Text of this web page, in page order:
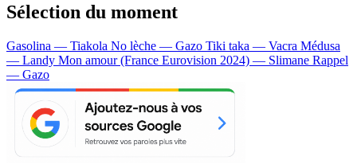
Sélection du moment
Gasolina — Tiakola No lèche — Gazo Tiki taka — Vacra Médusa
— Landy Mon amour (France Eurovision 2024) — Slimane Rappel
— Gazo